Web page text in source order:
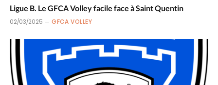
Ligue B. Le GFCA Volley facile face à Saint Quentin
02/03/2025 GFCA VOLLEY